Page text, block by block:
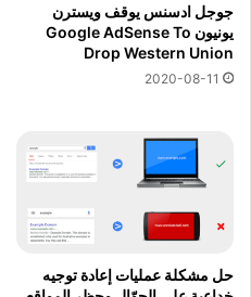
جوجل ادسنس يوقف ويسترن
يونيون Google AdSense To
Drop Western Union
2020-08-11
حل مشكلة عمليات إعادة توجيه